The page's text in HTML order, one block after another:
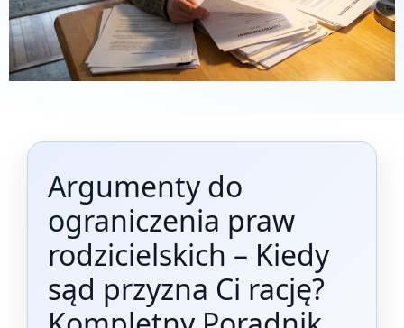
Argumenty do
ograniczenia praw
rodzicielskich – Kiedy
sąd przyzna Ci rację?